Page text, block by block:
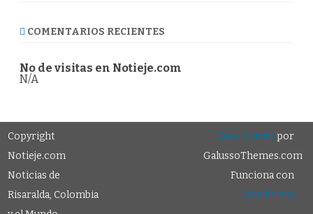
COMENTARIOS RECIENTES
No de visitas en Notieje.com
N/A
Copyright
Notieje.com
Noticias de
Risaralda, Colombia
ZeroGravitypor
GalussoThemes.com
Funciona con
WordPress